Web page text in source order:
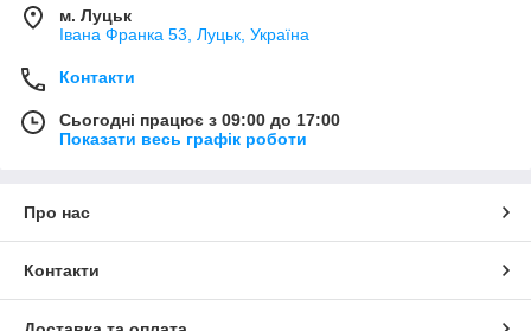
м. Луцьк
Івана Франка 53, Луцьк, Україна
Контакти
Сьогодні працює з 09:00 до 17:00
Показати весь графік роботи
Про нас
Контакти